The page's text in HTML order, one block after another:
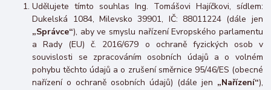
Udělujete tímto souhlas Ing. Tomášovi Hajíčkovi, sídlem:
Dukelská 1084, Milevsko 39901, IČ: 88011224 (dále jen
„Správce“), aby ve smyslu nařízení Evropského parlamentu
a Rady (EU) č. 2016/679 o ochraně fyzických osob v
souvislosti se zpracováním osobních údajů a o volném
pohybu těchto údajů a o zrušení směrnice 95/46/ES (obecné
nařízení o ochraně osobních údajů) (dále jen „Nařízení“),